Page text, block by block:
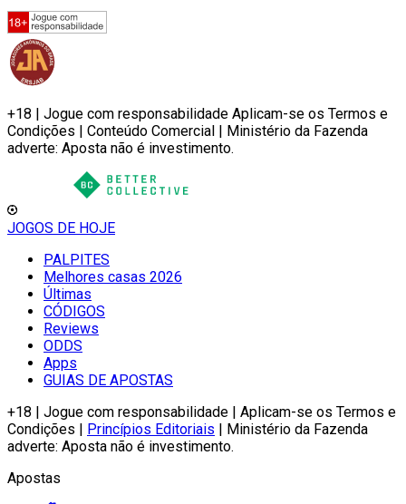
+18 | Jogue com responsabilidade Aplicam-se os Termos e
Condições | Conteúdo Comercial | Ministério da Fazenda
adverte: Aposta não é investimento.
JOGOS DE HOJE
PALPITES
Melhores casas 2026
Últimas
CÓDIGOS
Reviews
ODDS
Apps
GUIAS DE APOSTAS
+18 | Jogue com responsabilidade | Aplicam-se os Termos e
Condições | Princípios Editoriais | Ministério da Fazenda
adverte: Aposta não é investimento.
Apostas